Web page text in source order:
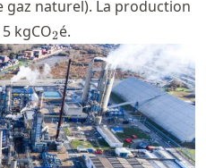
gaz naturel). La production
kgCO_2
2é.